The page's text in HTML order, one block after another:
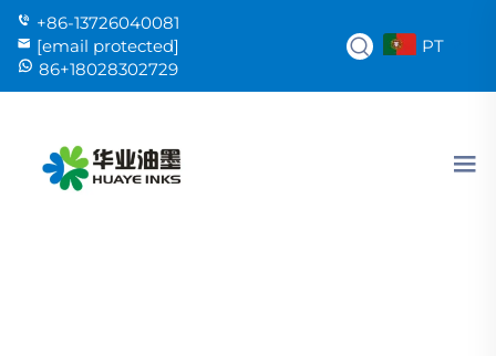
+86-13726040081
[email protected]
86+18028302729
PT